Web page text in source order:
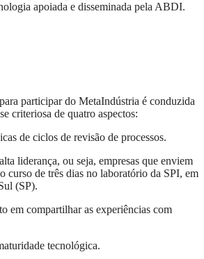
apoiada e disseminada pela ABDI.
participar do MetaIndústria é conduzida
criteriosa de quatro aspectos:
de ciclos de revisão de processos.
liderança, ou seja, empresas que enviem
curso de três dias no laboratório da SPI, em
(SP).
em compartilhar as experiências com
tecnológica.